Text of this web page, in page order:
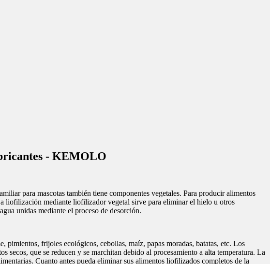
- KEMOLO
para mascotas también tiene componentes vegetales. Para producir alimentos
liofilización mediante liofilizador vegetal sirve para eliminar el hielo u otros
unidas mediante el proceso de desorción.
pimientos, frijoles ecológicos, cebollas, maíz, papas moradas, batatas, etc. Los
que se reducen y se marchitan debido al procesamiento a alta temperatura. La
Cuanto antes pueda eliminar sus alimentos liofilizados completos de la